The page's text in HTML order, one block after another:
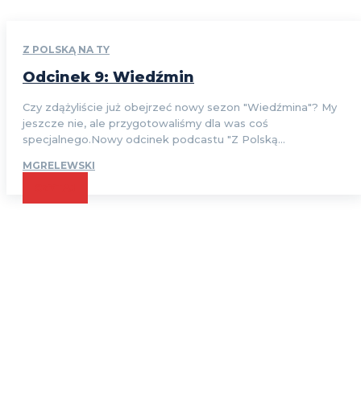
Z POLSKĄ NA TY
Odcinek 9: Wiedźmin
Czy zdążyliście już obejrzeć nowy sezon "Wiedźmina"? My
jeszcze nie, ale przygotowaliśmy dla was coś
specjalnego.Nowy odcinek podcastu "Z Polską...
MGRELEWSKI